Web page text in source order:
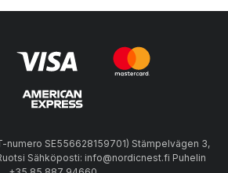
numero SE556628159701) Stämpelvägen 3,
Sähköposti: info@nordicnest.fi Puhelin